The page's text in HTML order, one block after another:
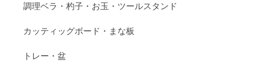
調理ベラ・杓子・お玉・ツールスタンド
カッティッグボード・まな板
トレー・盆